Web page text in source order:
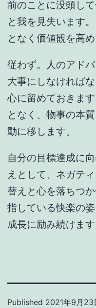
前のことに没頭し
と我を見失います
となく価値観を高め
従わず。人のアド
大事にしなければ
心に留めておきま
となく、物事の本
動に移します。
自分の目標達成に
えとして、ネガテ
替えと心を落ちつ
指している快楽の
成長に励み続けます
Published 2021年9月23